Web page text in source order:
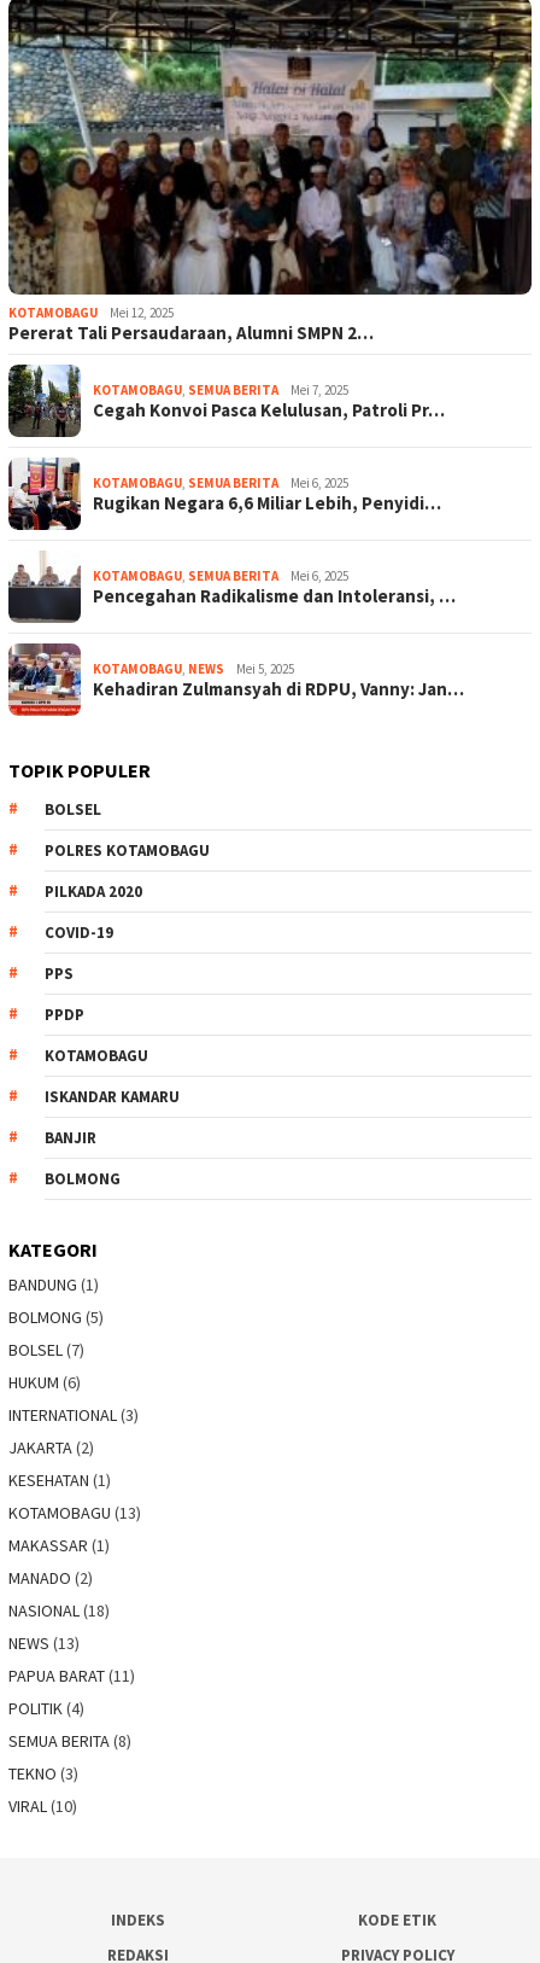
KOTAMOBAGU Mei 12, 2025
Pererat Tali Persaudaraan, Alumni SMPN 2…
KOTAMOBAGU, SEMUA BERITA Mei 7, 2025
Cegah Konvoi Pasca Kelulusan, Patroli Pr…
KOTAMOBAGU, SEMUA BERITA Mei 6, 2025
Rugikan Negara 6,6 Miliar Lebih, Penyidi…
KOTAMOBAGU, SEMUA BERITA Mei 6, 2025
Pencegahan Radikalisme dan Intoleransi, …
KOTAMOBAGU, NEWS Mei 5, 2025
Kehadiran Zulmansyah di RDPU, Vanny: Jan…
TOPIK POPULER
BOLSEL
POLRES KOTAMOBAGU
PILKADA 2020
COVID-19
PPS
PPDP
KOTAMOBAGU
ISKANDAR KAMARU
BANJIR
BOLMONG
KATEGORI
BANDUNG (1)
BOLMONG (5)
BOLSEL(7)
HUKUM (6)
INTERNATIONAL(3)
JAKARTA(2)
KESEHATAN (1)
KOTAMOBAGU (13)
MAKASSAR (1)
MANADO (2)
NASIONAL(18)
NEWS (13)
PAPUA BARAT(11)
POLITIK(4)
SEMUA BERITA(8)
TEKNO (3)
VIRAL(10)
INDEKS
KODE ETIK
REDAKSI
PRIVACY POLICY